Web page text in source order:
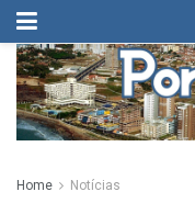
Home Notícias